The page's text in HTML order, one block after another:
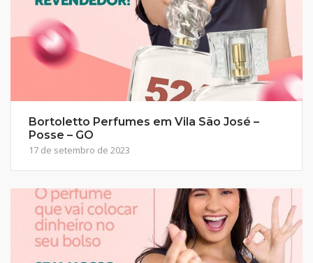
Bortoletto Perfumes em Vila São José –
Posse – GO
17 de setembro de 2023